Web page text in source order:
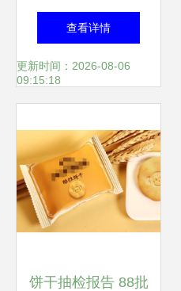
美如画 品喵麦享马
亚西亚的滋味
查看详情
更新时间：2026-08-06
09:15:18
饼干抽检报告 88批